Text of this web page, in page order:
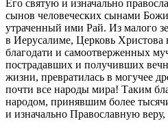
Его святую и изначально
сынов человеческих сынами
утраченный ими Рай. Из малого
в Иерусалиме, Церковь Христова
благодати и самоотверженных
пострадавших и получивших
жизни, превратилась в могучее
почти все народы мира! Таким
народом, принявшим более
и изначально Православную веру,